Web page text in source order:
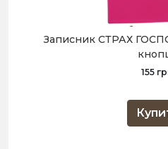
Записник СТРАХ
155